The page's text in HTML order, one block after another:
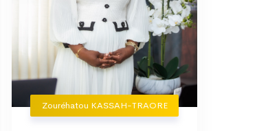
Zouréhatou KASSAH-TRAORE